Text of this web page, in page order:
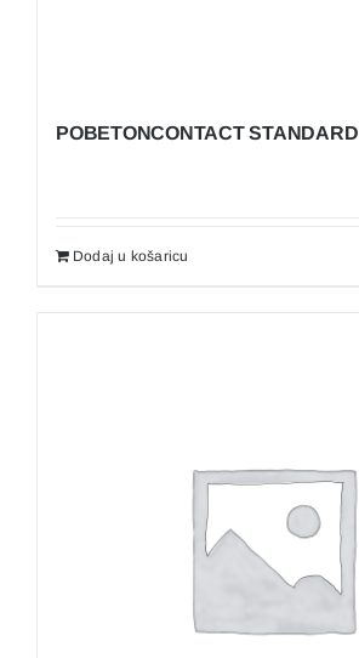
POBETONCONTACT STANDARD
Dodaj u košaricu